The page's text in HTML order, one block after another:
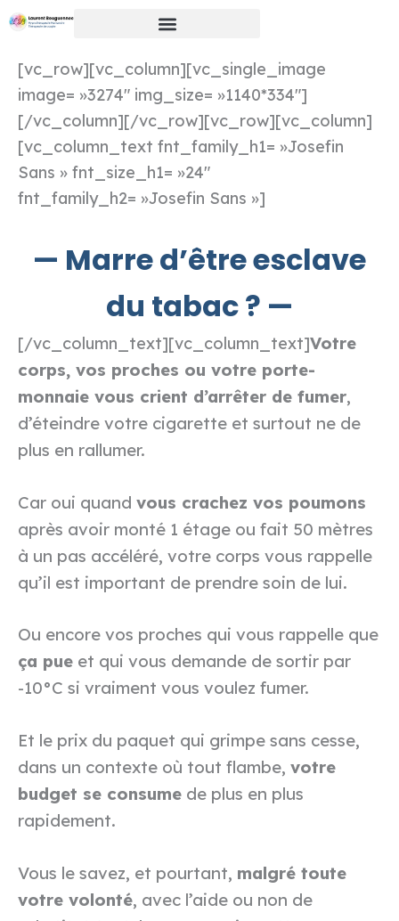
Aller
au
[vc_row][vc_column][vc_single_image
image= »3274″ img_size= »1140*334″]
[/vc_column][/vc_row][vc_row][vc_column]
[vc_column_text fnt_family_h1= »Josefin
Sans » fnt_size_h1= »24″
fnt_family_h2= »Josefin Sans »]
— Marre d’être esclave
du tabac ? —
[/vc_column_text][vc_column_text]Votre
corps, vos proches ou votre porte-
monnaie vous crient d’arrêter de fumer,
d’éteindre votre cigarette et surtout ne de
plus en rallumer.
Car oui quand vous crachez vos poumons
après avoir monté 1 étage ou fait 50 mètres
à un pas accéléré, votre corps vous rappelle
qu’il est important de prendre soin de lui.
Ou encore vos proches qui vous rappelle que
ça pue et qui vous demande de sortir par
-10°C si vraiment vous voulez fumer.
Et le prix du paquet qui grimpe sans cesse,
dans un contexte où tout flambe, votre
budget se consume de plus en plus
rapidement.
Vous le savez, et pourtant, malgré toute
votre volonté, avec l’aide ou non de